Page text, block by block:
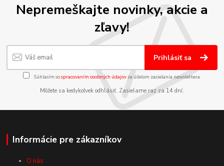
Nepremeškajte novinky, akcie a
zľavy!
Prihlásiť sa
Súhlasím sospracovaním osobných údajov za účelom zasielania newslettera.
Môžete sa kedykoľvek odhlásiť. Zasielame raz za 14 dní.
Informácie pre zákazníkov
O nás